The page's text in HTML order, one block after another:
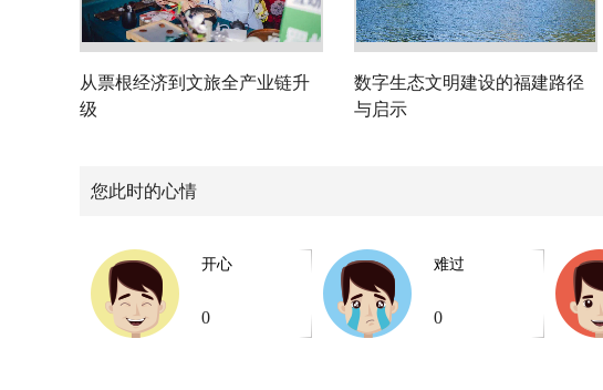
从票根经济到文旅全产业链升
级
数字生态文明建设的福建路径
与启示
您此时的心情
开心
0
难过
0